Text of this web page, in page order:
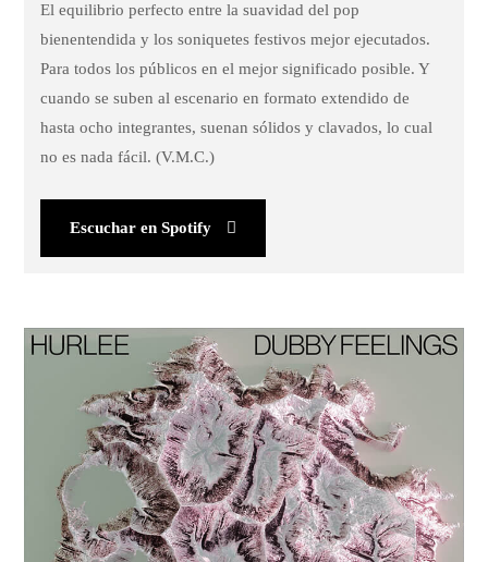
El equilibrio perfecto entre la suavidad del pop
bienentendida y los soniquetes festivos mejor ejecutados.
Para todos los públicos en el mejor significado posible. Y
cuando se suben al escenario en formato extendido de
hasta ocho integrantes, suenan sólidos y clavados, lo cual
no es nada fácil. (V.M.C.)
Escuchar en Spotify